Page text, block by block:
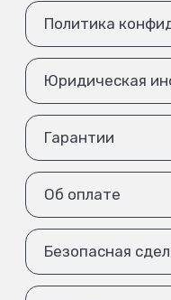
Политика
Юридическая
Гарантии
Об оплате
Безопасная